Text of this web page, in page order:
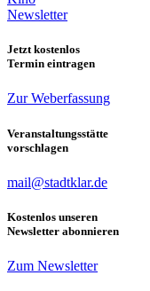
Newsletter
Jetzt kostenlos
Termin eintragen
Zur Weberfassung
Veranstaltungsstätte
vorschlagen
mail@stadtklar.de
Kostenlos unseren
Newsletter abonnieren
Zum Newsletter